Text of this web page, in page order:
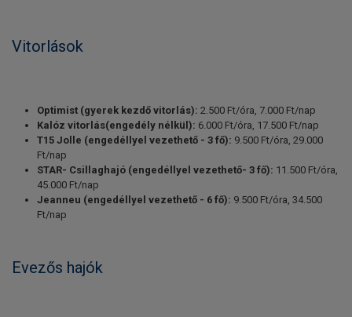
Vitorlások
Optimist (gyerek kezdő vitorlás): 2.500 Ft/óra, 7.000 Ft/nap
Kalóz vitorlás(engedély nélkül): 6.000 Ft/óra, 17.500 Ft/nap
T15 Jolle (engedéllyel vezethető - 3 fő): 9.500 Ft/óra, 29.000
Ft/nap
STAR- Csillaghajó (engedéllyel vezethető- 3 fő): 11.500 Ft/óra,
45.000 Ft/nap
Jeanneu (engedéllyel vezethető - 6 fő): 9.500 Ft/óra, 34.500
Ft/nap
Evezős hajók